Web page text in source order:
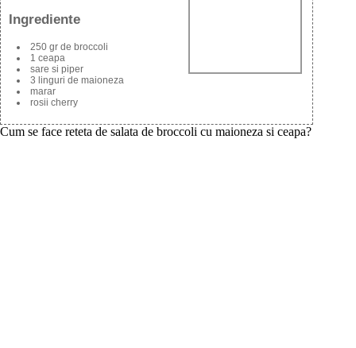
Ingrediente
250 gr de broccoli
1 ceapa
sare si piper
3 linguri de maioneza
marar
rosii cherry
Cum se face reteta de salata de broccoli cu maioneza si ceapa?